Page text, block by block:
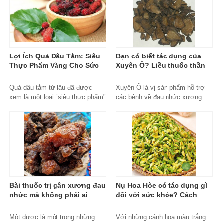
Lợi Ích Quả Dâu Tằm: Siêu
Thực Phẩm Vàng Cho Sức
Quả dâu tằm từ lâu đã được
xem là một loại "siêu thực phẩm"
Đông....
Bạn có biết tác dụng của
Xuyên Ô? Liều thuốc thần
Copy
Xuyên Ô là vị sản phẩm hỗ trợ
các bệnh về đau nhức xương
tay lạnh vã mồ hôi rất hiệu quả.
Tuy nhiên nó lại là vị thuốc có
độc tính rất mạnh đặc biệt trên
hệ thần kinh, tim mạch. Bài viết
dưới đây sẽ giúp bạn đọc hiểu rõ
hơn về đặc điểm, công dụng và
độc tính thuốc.
xuyen-o, mua-xuyen-o-dau,
xuyen-o-uy-tin, xuyen-o-chinh-
Bài thuốc trị gân xương đau
nhức mà không phải ai
Bài thuốc chữa bệnh
Một dược là một trong những
Nụ Hoa Hòe có tác dụng gì
đối với sức khỏe? Cách
để chuẩn nhất
Với những cánh hoa màu trắng